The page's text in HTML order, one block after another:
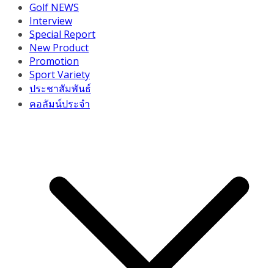
Golf NEWS
Interview
Special Report
New Product
Promotion
Sport Variety
ประชาสัมพันธ์
คอลัมน์ประจำ